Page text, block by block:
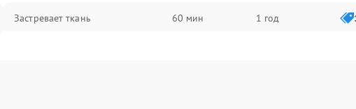
Застревает ткань 60 мин 1 год